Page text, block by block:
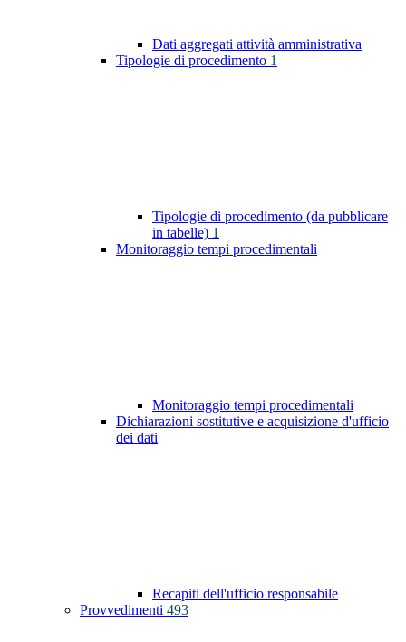
Dati aggregati attività amministrativa
Tipologie di procedimento 1
Tipologie di procedimento (da pubblicare
in tabelle) 1
Monitoraggio tempi procedimentali
Monitoraggio tempi procedimentali
Dichiarazioni sostitutive e acquisizione d'ufficio
dei dati
Recapiti dell'ufficio responsabile
Provvedimenti 493